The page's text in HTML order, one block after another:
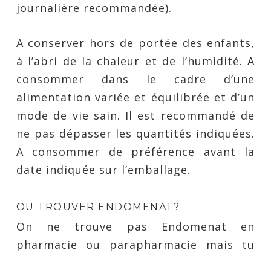
journalière recommandée).
A conserver hors de portée des enfants,
à l’abri de la chaleur et de l’humidité. A
consommer dans le cadre d’une
alimentation variée et équilibrée et d’un
mode de vie sain. Il est recommandé de
ne pas dépasser les quantités indiquées.
A consommer de préférence avant la
date indiquée sur l’emballage.
OU TROUVER ENDOMENAT?
On ne trouve pas Endomenat en
pharmacie ou parapharmacie mais tu